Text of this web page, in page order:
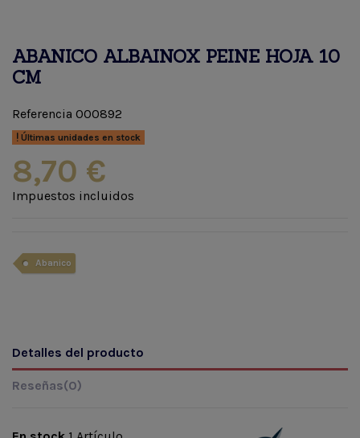
ABANICO ALBAINOX PEINE HOJA 10
CM
Referencia 000892
Últimas unidades en stock
8,70 €
Impuestos incluidos
Abanico
Detalles del producto
Reseñas(0)